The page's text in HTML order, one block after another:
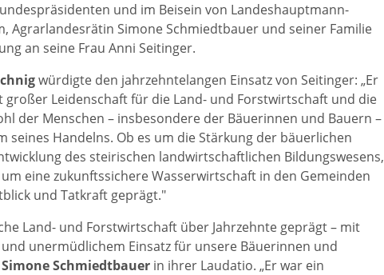
und im Beisein von Landeshauptmann-
Agrarlandesrätin Simone Schmiedtbauer und seiner Familie
an seine Frau Anni Seitinger.
würdigte den jahrzehntelangen Einsatz von Seitinger: „Er
großer Leidenschaft für die Land- und Forstwirtschaft und die
der Menschen – insbesondere der Bäuerinnen und Bauern –
Handelns. Ob es um die Stärkung der bäuerlichen
des steirischen landwirtschaftlichen Bildungswesens,
eine zukunftssichere Wasserwirtschaft in den Gemeinden
und Tatkraft geprägt.″
Land- und Forstwirtschaft über Jahrzehnte geprägt – mit
unermüdlichem Einsatz für unsere Bäuerinnen und
Simone Schmiedtbauerin ihrer Laudatio. „Er war ein